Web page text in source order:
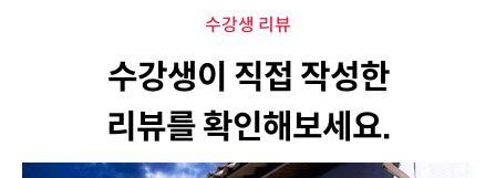
수강생 리뷰
수강생이 직접 작성한
리뷰를 확인해보세요.